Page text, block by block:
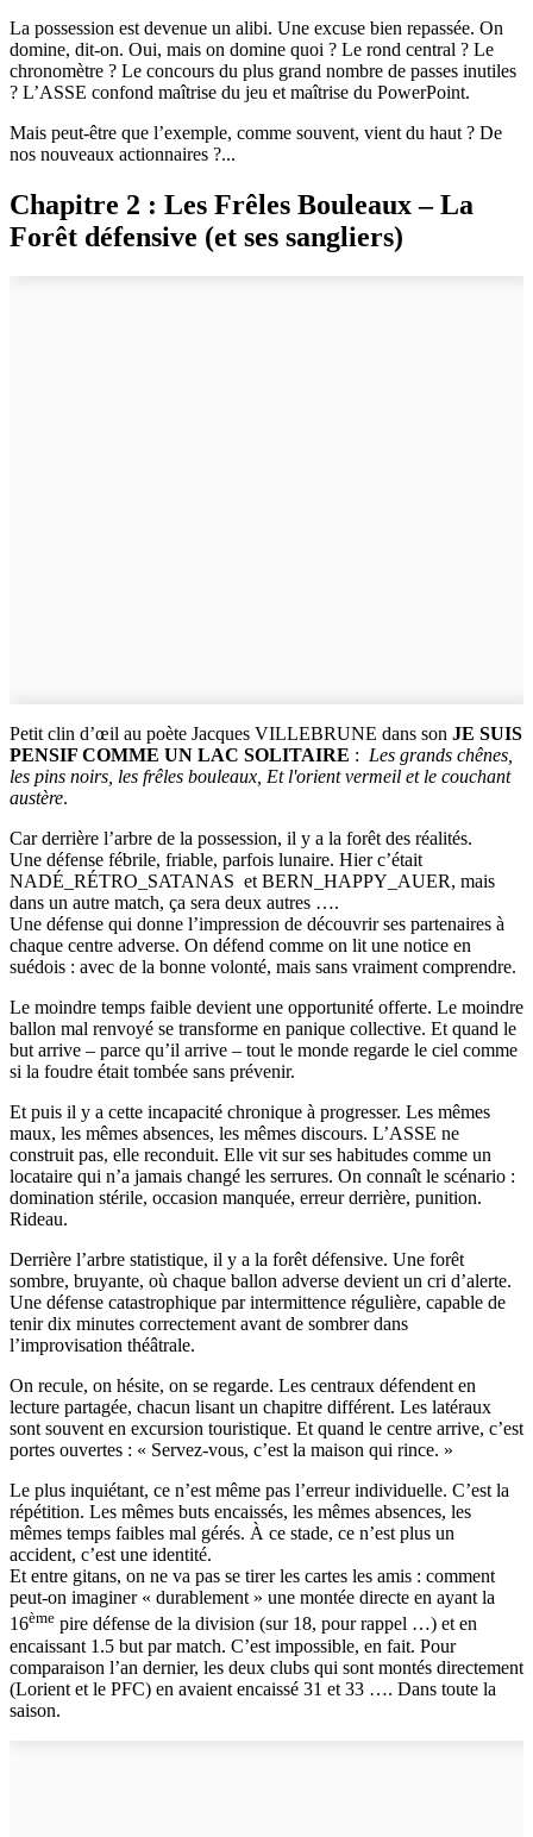
La possession est devenue un alibi. Une excuse bien repassée. On
domine, dit‑on. Oui, mais on domine quoi ? Le rond central ? Le
chronomètre ? Le concours du plus grand nombre de passes inutiles
? L’ASSE confond maîtrise du jeu et maîtrise du PowerPoint.
Mais peut-être que l’exemple, comme souvent, vient du haut ? De
nos nouveaux actionnaires ?...
Chapitre 2 : Les Frêles Bouleaux – La
Forêt défensive (et ses sangliers)
Petit clin d’œil au poète Jacques VILLEBRUNE dans son JE SUIS
PENSIF COMME UN LAC SOLITAIRE : Les grands chênes,
les pins noirs, les frêles bouleaux, Et l'orient vermeil et le couchant
austère.
Car derrière l’arbre de la possession, il y a la forêt des réalités.
Une défense fébrile, friable, parfois lunaire. Hier c’était
NADÉ_RÉTRO_SATANAS et BERN_HAPPY_AUER, mais
dans un autre match, ça sera deux autres ….
Une défense qui donne l’impression de découvrir ses partenaires à
chaque centre adverse. On défend comme on lit une notice en
suédois : avec de la bonne volonté, mais sans vraiment comprendre.
Le moindre temps faible devient une opportunité offerte. Le moindre
ballon mal renvoyé se transforme en panique collective. Et quand le
but arrive – parce qu’il arrive – tout le monde regarde le ciel comme
si la foudre était tombée sans prévenir.
Et puis il y a cette incapacité chronique à progresser. Les mêmes
maux, les mêmes absences, les mêmes discours. L’ASSE ne
construit pas, elle reconduit. Elle vit sur ses habitudes comme un
locataire qui n’a jamais changé les serrures. On connaît le scénario :
domination stérile, occasion manquée, erreur derrière, punition.
Rideau.
Derrière l’arbre statistique, il y a la forêt défensive. Une forêt
sombre, bruyante, où chaque ballon adverse devient un cri d’alerte.
Une défense catastrophique par intermittence régulière, capable de
tenir dix minutes correctement avant de sombrer dans
l’improvisation théâtrale.
On recule, on hésite, on se regarde. Les centraux défendent en
lecture partagée, chacun lisant un chapitre différent. Les latéraux
sont souvent en excursion touristique. Et quand le centre arrive, c’est
portes ouvertes : « Servez‑vous, c’est la maison qui rince. »
Le plus inquiétant, ce n’est même pas l’erreur individuelle. C’est la
répétition. Les mêmes buts encaissés, les mêmes absences, les
mêmes temps faibles mal gérés. À ce stade, ce n’est plus un
accident, c’est une identité.
Et entre gitans, on ne va pas se tirer les cartes les amis : comment
peut-on imaginer « durablement » une montée directe en ayant la
16ème pire défense de la division (sur 18, pour rappel …) et en
encaissant 1.5 but par match. C’est impossible, en fait. Pour
comparaison l’an dernier, les deux clubs qui sont montés directement
(Lorient et le PFC) en avaient encaissé 31 et 33 …. Dans toute la
saison.